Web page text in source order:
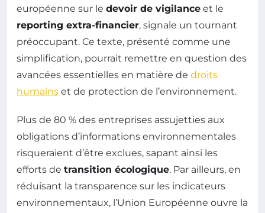
européenne sur le devoir de vigilance et le
reporting extra-financier, signale un tournant
préoccupant. Ce texte, présenté comme une
simplification, pourrait remettre en question des
avancées essentielles en matière de droits
humains et de protection de l’environnement.
Plus de 80 % des entreprises assujetties aux
obligations d’informations environnementales
risqueraient d’être exclues, sapant ainsi les
efforts de transition écologique. Par ailleurs, en
réduisant la transparence sur les indicateurs
environnementaux, l’Union Européenne ouvre la